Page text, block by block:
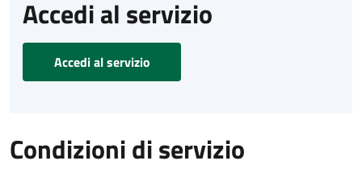
Accedi al servizio
Accedi al servizio
Condizioni di servizio